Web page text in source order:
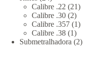
produtos
Calibre .22 2121
Calibre .30 22
produtos
Calibre .357 11
Calibre .38 11
produto
Submetralhadora 22